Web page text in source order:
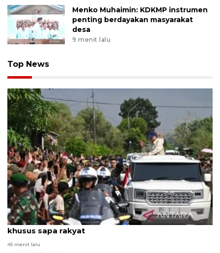
Menko Muhaimin: KDKMP instrumen
penting berdayakan masyarakat
desa
9 menit lalu
Top News
Prabowo minta Pindad desain mobil kepresidenan
khusus sapa rakyat
45 menit lalu